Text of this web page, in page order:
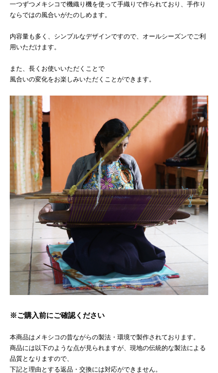
一つずつメキシコで機織り機を使って手織りで作られており、手作り
ならではの風合いがたのしめます。
内容量も多く、シンプルなデザインですので、オールシーズンでご利
用いただけます。
また、長くお使いいただくことで
風合いの変化をお楽しみいただくことができます。
※ご購入前にご確認ください
本商品はメキシコの昔ながらの製法・環境で製作されております。
商品には以下のような点が見られますが、現地の伝統的な製法による
品質となりますので、
下記と理由とする返品・交換には対応ができません。